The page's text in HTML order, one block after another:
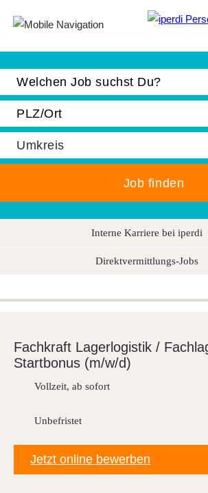
Interne Karriere bei iperdi
Direktvermittlungs-Jobs
Fach­kraft Lager­lo­gistik /
Start­bonus (m/w/d)
Vollzeit, ab sofort
Unbefristet
Jetzt online bewerben
Jobbörse
Bewerber
Unternehmen
Über iperdi
FAQ